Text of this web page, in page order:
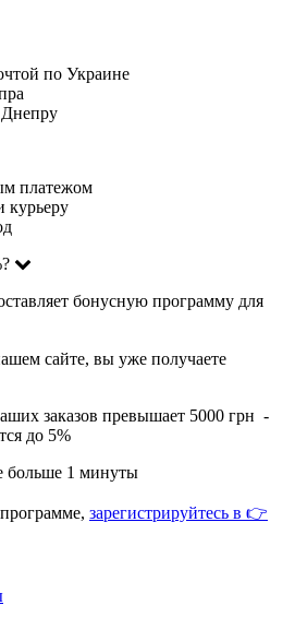
по Украине
Днепру
платежом
курьеру
бонусную программу для
сайте, вы уже получаете
заказов превышает 5000 грн -
до 5%
больше 1 минуты
зарегистрируйтесь в 👉